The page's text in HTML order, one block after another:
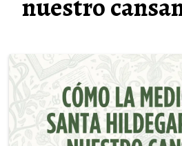
nuestro